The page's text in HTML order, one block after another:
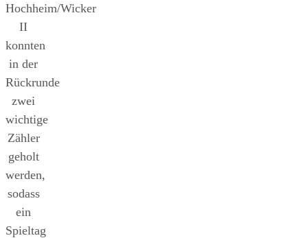
Hochheim/Wicker
II
konnten
in der
Rückrunde
zwei
wichtige
Zähler
geholt
werden,
sodass
ein
Spieltag